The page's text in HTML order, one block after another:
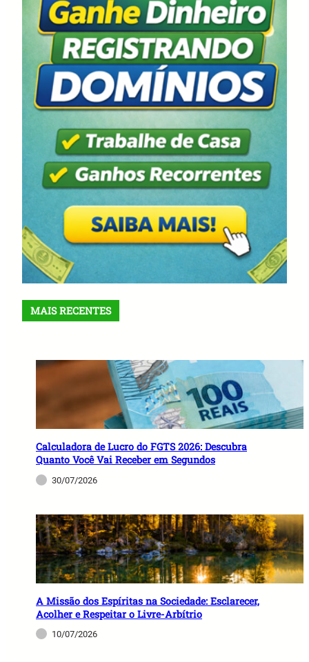
MAIS RECENTES
Calculadora de Lucro do FGTS 2026: Descubra
Quanto Você Vai Receber em Segundos
30/07/2026
A Missão dos Espíritas na Sociedade: Esclarecer,
Acolher e Respeitar o Livre-Arbítrio
10/07/2026